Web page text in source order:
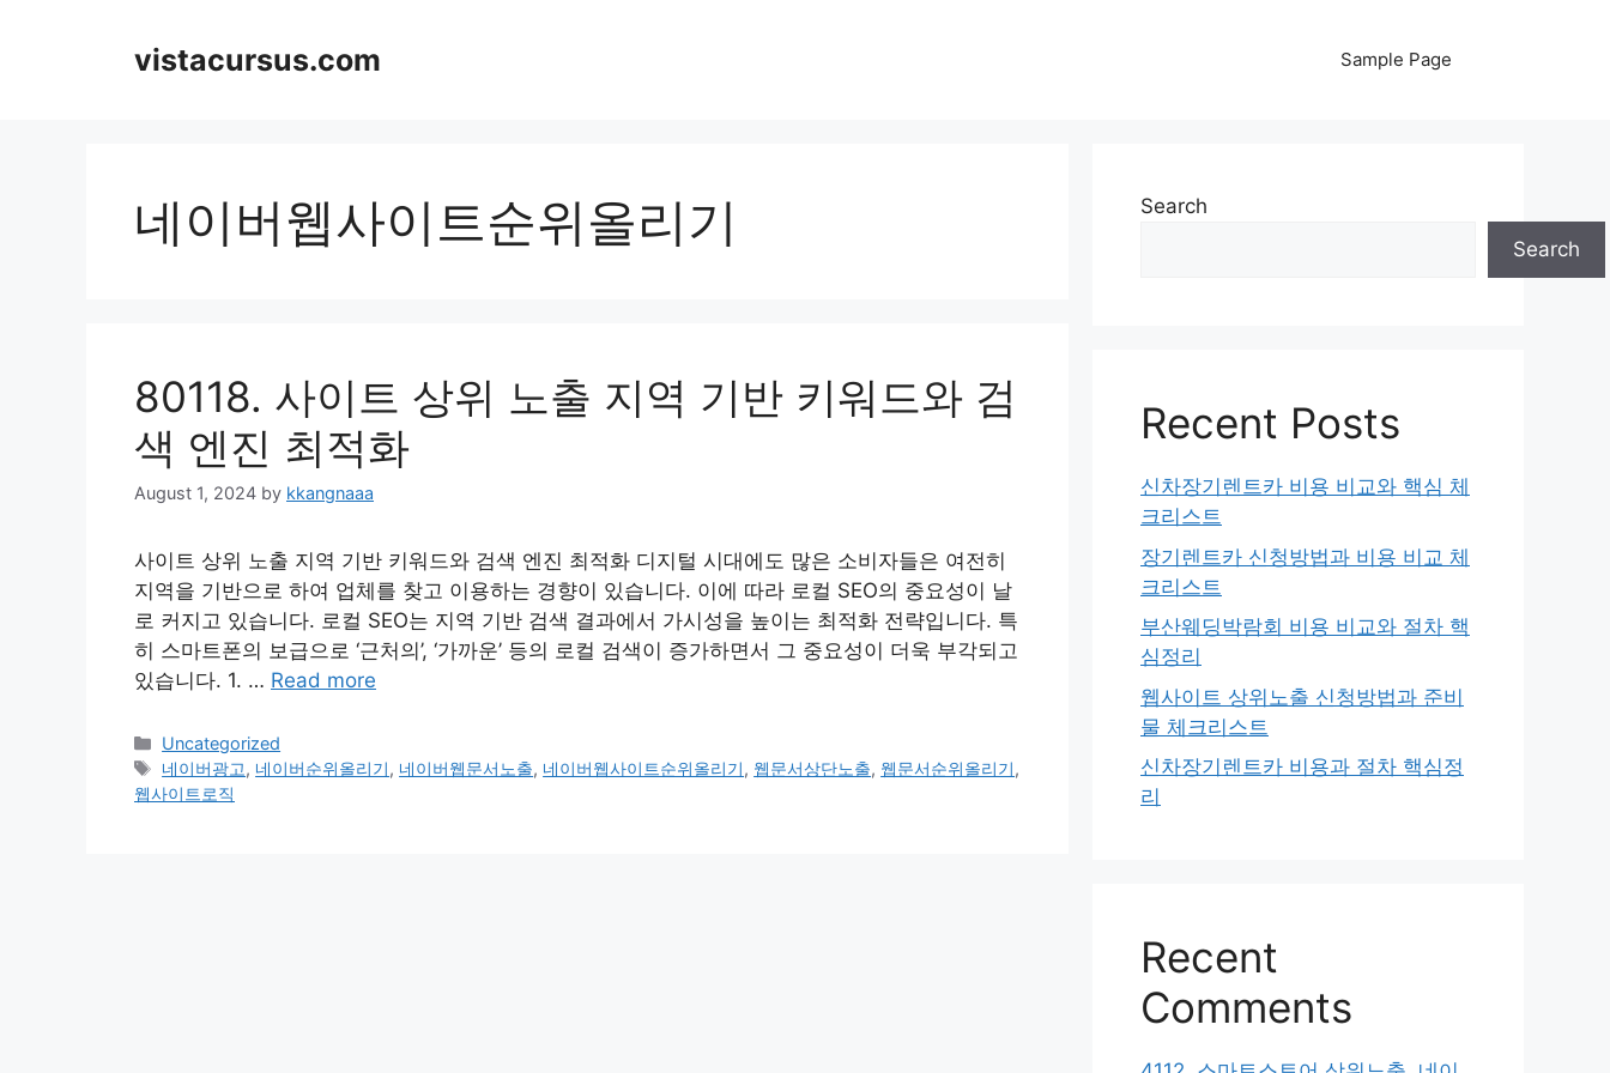
vistacursus.com Sample Page
네이버웹사이트순위올리기
80118. 사이트 상위 노출 지역 기반 키워드와 검
색 엔진 최적화
August 1, 2024 by kkangnaaa
사이트 상위 노출 지역 기반 키워드와 검색 엔진 최적화 디지털 시대에도 많은 소비자들은 여전히
지역을 기반으로 하여 업체를 찾고 이용하는 경향이 있습니다. 이에 따라 로컬 SEO의 중요성이 날
로 커지고 있습니다. 로컬 SEO는 지역 기반 검색 결과에서 가시성을 높이는 최적화 전략입니다. 특
히 스마트폰의 보급으로 ‘근처의’, ‘가까운’ 등의 로컬 검색이 증가하면서 그 중요성이 더욱 부각되고
있습니다. 1. … Read more
Categories
Uncategorized
Tags
네이버광고, 네이버순위올리기, 네이버웹문서노출, 네이버웹사이트순위올리기, 웹문서상단노출, 웹문서순위올리기,
웹사이트로직
Search
Search
Recent Posts
신차장기렌트카 비용 비교와 핵심 체
크리스트
장기렌트카 신청방법과 비용 비교 체
크리스트
부산웨딩박람회 비용 비교와 절차 핵
심정리
웹사이트 상위노출 신청방법과 준비
물 체크리스트
신차장기렌트카 비용과 절차 핵심정
리
Recent
Comments